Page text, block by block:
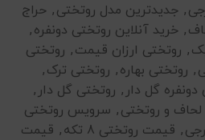
, جدیدترین مدل روتختی, حراج
, خرید آنلاین روتختی دونفره,
, روتختی ارزان قیمت, روتختی
, روتختی بهاره, روتختی ترک,
دونفره گل دار , روتختی گل دار ,
و روتختی, سرویس روتختی
, قیمت روتختی 8 تکه , قیمت